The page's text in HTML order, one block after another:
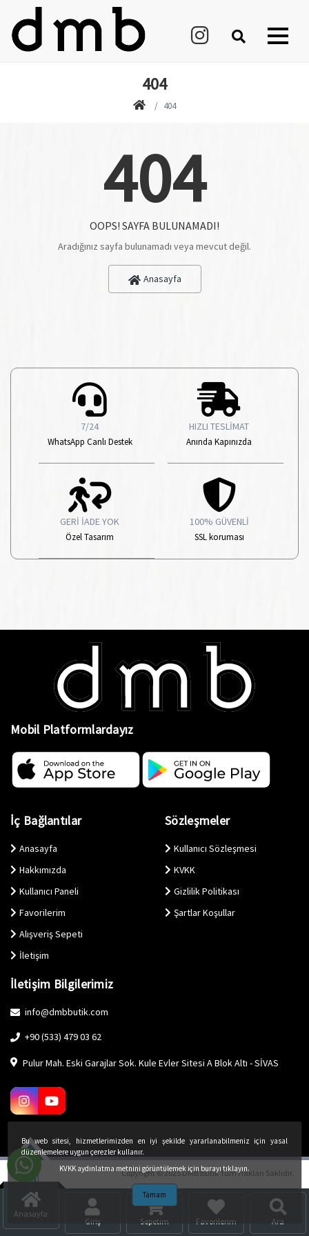
404
404
404
OOPS! SAYFA BULUNAMADI!
Aradığınız sayfa bulunamadı veya mevcut değil.
Anasayfa
7/24
WhatsApp Canlı Destek
HIZLI TESLİMAT
Anında Kapınızda
GERİ İADE YOK
Özel Tasarım
100% GÜVENLİ
SSL koruması
Mobil Platformlardayız
İç Bağlantılar
Anasayfa
Hakkımızda
Kullanıcı Paneli
Favorilerim
Alışveriş Sepeti
İletişim
Sözleşmeler
Kullanıcı Sözleşmesi
KVKK
Gizlilik Politikası
Şartlar Koşullar
İletişim Bilgilerimiz
info@dmbbutik.com
+90 (533) 479 03 62
Pulur Mah. Eski Garajlar Sok. Kule Evler Sitesi A Blok Altı - SİVAS
Copyright © 2025 DMB Butik Tüm Hakları Saklıdır.
Anasayfa
Giriş Sepetim Favorilerim Ara
Bu web sitesi, hizmetlerimizden en iyi şekilde yararlanabilmeniz için yasal
düzenlemelere uygun çerezler kullanır.
KVKK aydınlatma metnini görüntülemek için burayı tıklayın.
Tamam